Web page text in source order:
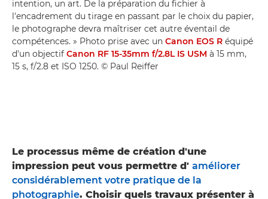
intention, un art. De la préparation du fichier à
l'encadrement du tirage en passant par le choix du papier,
le photographe devra maîtriser cet autre éventail de
compétences. » Photo prise avec un Canon EOS R équipé
d'un objectif Canon RF 15-35mm f/2.8L IS USM à 15 mm,
15 s, f/2.8 et ISO 1250. © Paul Reiffer
Le processus même de création d'une
impression peut vous permettre d' améliorer
considérablement votre pratique de la
photographie. Choisir quels travaux présenter à